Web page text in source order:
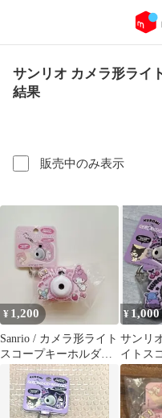
サンリオ カメラ形ライ
結果
販売中のみ表示
¥ 1,200
Sanrio / カメラ形ライト
スコープキーホルダ
ー マイメロディ
¥ 1,000
サンリ
イトス
ダー